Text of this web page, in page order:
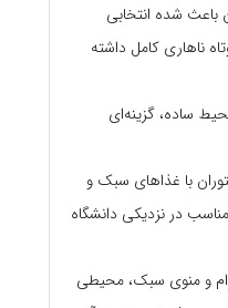
شده انتخابی
ناهاری کامل داشته
ساده، گزینه‌ای
با غذاهای سبک و
در نزدیکی دانشگاه
و منوی سبک، محیطی